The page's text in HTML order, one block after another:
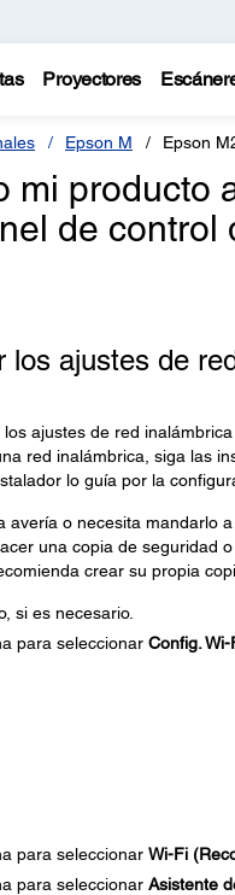
Proyectores
Epson M Epson
mi producto
de control
los ajustes de
ajustes de red
red inalámbrica, siga las
lo guía por la
o necesita mandarlo
una copia de seguridad
crear su propia
si es necesario.
para seleccionar Config. Wi-
para seleccionar Wi-Fi
para seleccionar Asistente